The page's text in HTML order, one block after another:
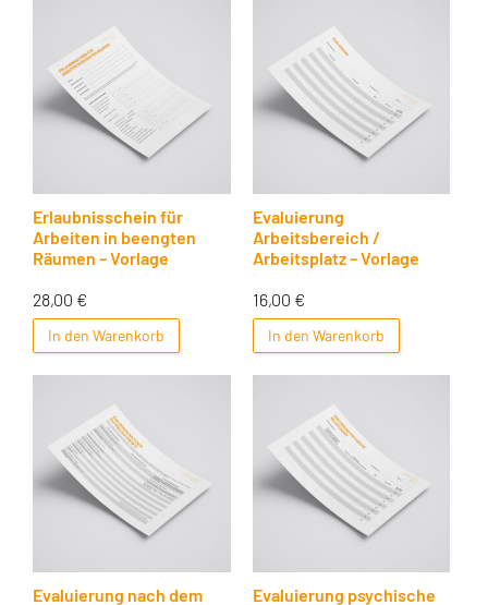
Erlaubnisschein für
Arbeiten in beengten
Räumen – Vorlage
28,00 €
In den Warenkorb
Evaluierung
Arbeitsbereich /
Arbeitsplatz – Vorlage
16,00 €
In den Warenkorb
Evaluierung nach dem
Evaluierung psychische